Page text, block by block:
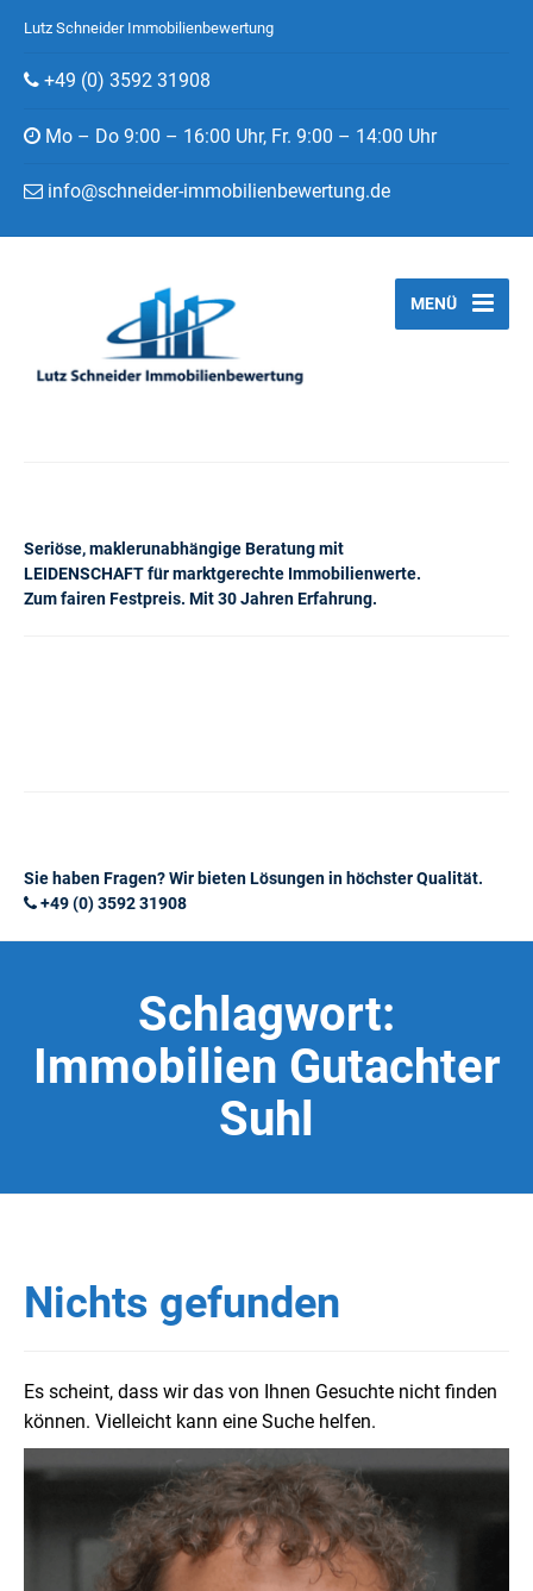
Lutz Schneider Immobilienbewertung
+49 (0) 3592 31908
Mo – Do 9:00 – 16:00 Uhr, Fr. 9:00 – 14:00 Uhr
info@schneider-immobilienbewertung.de
Seriöse, maklerunabhängige Beratung mit
LEIDENSCHAFT für marktgerechte Immobilienwerte.
Zum fairen Festpreis. Mit 30 Jahren Erfahrung.
MENÜ
Sie haben Fragen? Wir bieten Lösungen in höchster Qualität.
+49 (0) 3592 31908
Schlagwort:
Immobilien Gutachter
Suhl
Nichts gefunden
Es scheint, dass wir das von Ihnen Gesuchte nicht finden
können. Vielleicht kann eine Suche helfen.